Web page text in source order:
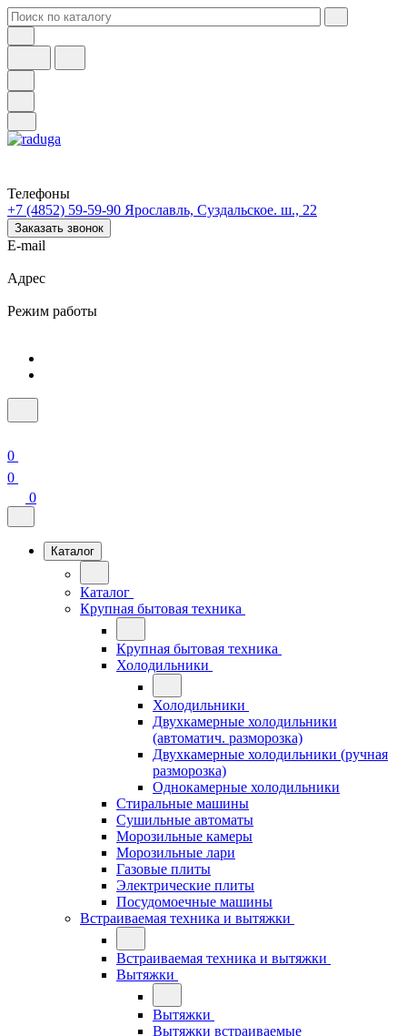
Телефоны
+7 (4852) 59-59-90 Ярославль, Суздальское. ш., 22
Заказать звонок
E-mail
Адрес
Режим работы
0
0
0
Каталог
Каталог
Крупная бытовая техника
Крупная бытовая техника
Холодильники
Холодильники
Двухкамерные холодильники
(автоматич. разморозка)
Двухкамерные холодильники (ручная
разморозка)
Однокамерные холодильники
Стиральные машины
Сушильные автоматы
Морозильные камеры
Морозильные лари
Газовые плиты
Электрические плиты
Посудомоечные машины
Встраиваемая техника и вытяжки
Встраиваемая техника и вытяжки
Вытяжки
Вытяжки
Вытяжки встраиваемые